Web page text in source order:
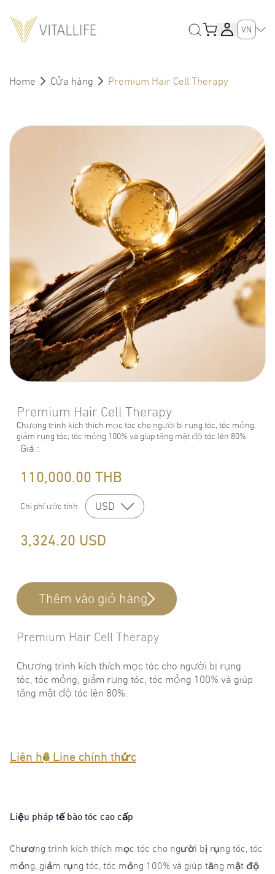
VN
Home Cửa hàng Premium Hair Cell Therapy
Premium Hair Cell Therapy
Chương trình kích thích mọc tóc cho người bị rụng tóc, tóc mỏng,
giảm rụng tóc, tóc mỏng 100% và giúp tăng mật độ tóc lên 80%.
Giá :
110,000.00 THB
Chi phí ước tính USD
3,324.20 USD
Thêm vào giỏ hàng
Premium Hair Cell Therapy
Chương trình kích thích mọc tóc cho người bị rụng
tóc, tóc mỏng, giảm rụng tóc, tóc mỏng 100% và giúp
tăng mật độ tóc lên 80%.
Liên hệ Line chính thức
Liệu pháp tế bào tóc cao cấp
Chương trình kích thích mọc tóc cho người bị rụng tóc, tóc
mỏng, giảm rụng tóc, tóc mỏng 100% và giúp tăng mật độ